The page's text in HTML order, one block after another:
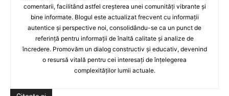
comentarii, facilitând astfel creșterea unei comunități vibrante și
bine informate. Blogul este actualizat frecvent cu informații
autentice și perspective noi, consolidându-se ca un punct de
referință pentru informații de înaltă calitate și analize de
încredere. Promovăm un dialog constructiv și educativ, devenind
o resursă vitală pentru cei interesați de înțelegerea
complexităților lumii actuale.